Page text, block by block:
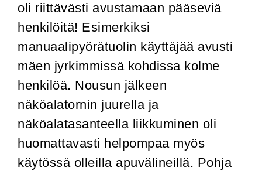
oli riittävästi avustamaan pääseviä
henkilöitä! Esimerkiksi
manuaalipyörätuolin käyttäjää avusti
mäen jyrkimmissä kohdissa kolme
henkilöä. Nousun jälkeen
näköalatornin juurella ja
näköalatasanteella liikkuminen oli
huomattavasti helpompaa myös
käytössä olleilla apuvälineillä. Pohja